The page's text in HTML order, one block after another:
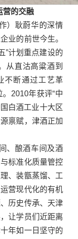
营的交融
）耿蔚华的深情
业的前世今生。
”计划重点建设的
从直沽高粱酒到
不断通过工艺革
2010年获评“中
白酒工业十大区
禀赋，津酒正加
、酿酒车间及酒
标准化质量管控
、装甑蒸馏、工
营现代化的有机
历史传承、天津
让学员们近距离
年如一日坚守的